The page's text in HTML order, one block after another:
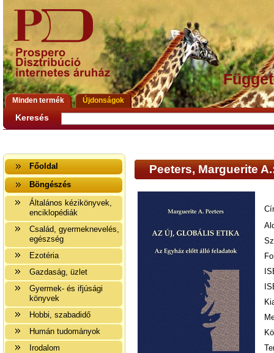
Minden termék Újdonságok
Keresés
Főoldal
Böngészés
Általános kézikönyvek,
enciklopédiák
Család, gyermeknevelés,
egészség
Ezotéria
Gazdaság, üzlet
Gyermek- és ifjúsági
könyvek
Hobbi, szabadidő
Humán tudományok
Irodalom
Peeters, Marguerite